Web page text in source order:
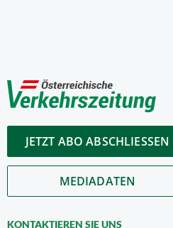
JETZT ABO ABSCHLIESSEN
MEDIADATEN
KONTAKTIEREN SIE UNS